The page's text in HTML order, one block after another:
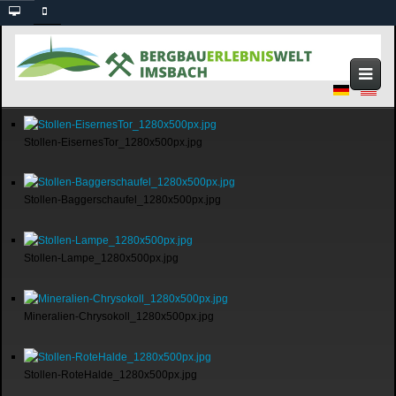
Stollen-EisernesTor_1280x500px.jpg
Stollen-Baggerschaufel_1280x500px.jpg
Stollen-Lampe_1280x500px.jpg
Mineralien-Chrysokoll_1280x500px.jpg
Stollen-RoteHalde_1280x500px.jpg